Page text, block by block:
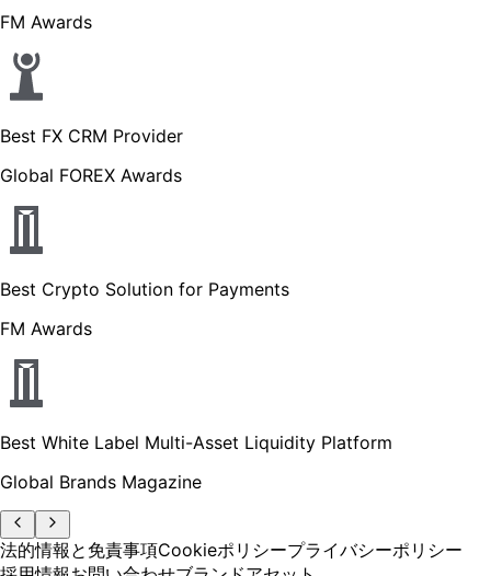
FM Awards
Best FX CRM Provider
Global FOREX Awards
Best Crypto Solution for Payments
FM Awards
Best White Label Multi-Asset Liquidity Platform
Global Brands Magazine
法的情報と免責事項Cookieポリシープライバシーポリシー